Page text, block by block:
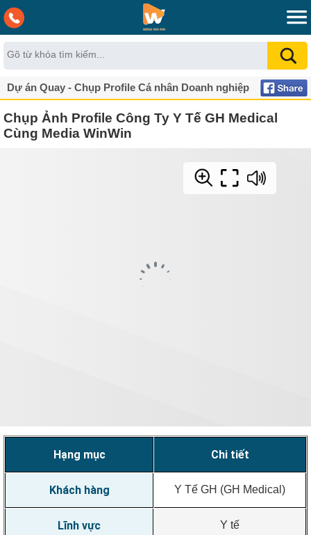
Dự án Quay - Chụp Profile Cá nhân Doanh nghiệp
Chụp Ảnh Profile Công Ty Y Tế GH Medical
Cùng Media WinWin
Hạng mục Chi tiết
Khách hàng Y Tế GH (GH Medical)
Lĩnh vực Y tế